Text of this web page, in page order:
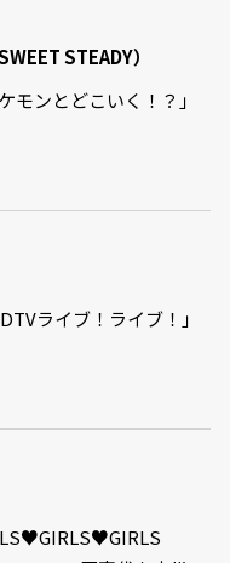
STEADY）
モンとどこいく！？」
ライブ！ライブ！」